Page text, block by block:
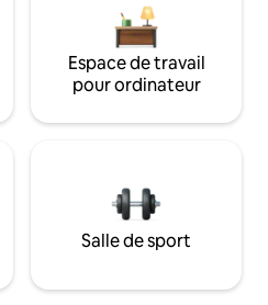
Espace de travail
pour ordinateur
Salle de sport